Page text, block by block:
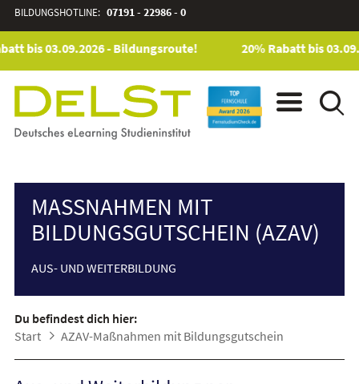
BILDUNGSHOTLINE: 07191 - 22986 - 0
bis 03.09.2026 - Bildungsroute! 20% Rabatt bis
MASSNAHMEN MIT B
ILDUNGSGUTSCHEIN (AZAV)
AUS- UND WEITERBILDUNG
Du befindest dich hier:
Start
AZAV-Maßnahmen mit Bildungsgutschein